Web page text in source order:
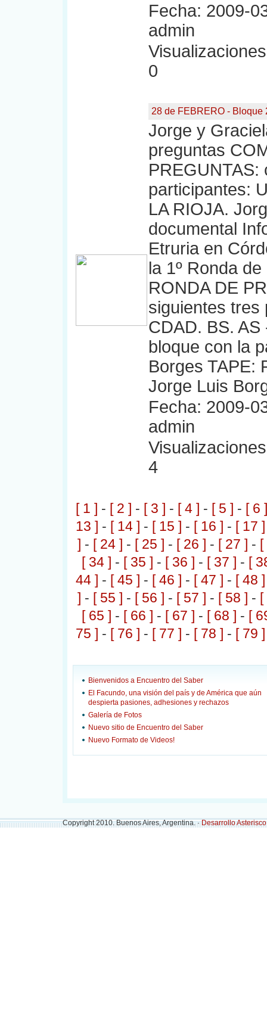
Fecha: 2009-
admin
0
28 de FEBRERO - Bloque
Jorge y
preguntas
participantes:
LA RIOJA.
documental
Etruria en
la 1º Ronda
RONDA DE
siguientes tres
CDAD. BS.
bloque con la
Borges TAPE:
Jorge Luis
Fecha: 2009-
admin
4
[ 1 ] - [ 2 ] - [ 3 ] - [ 4 ] - [ 5 ] - [ 6 ]
13 ] - [ 14 ] - [ 15 ] - [ 16 ] - [ 17 ]
] - [ 24 ] - [ 25 ] - [ 26 ] - [ 27 ] - [
[ 34 ] - [ 35 ] - [ 36 ] - [ 37 ] - [
44 ] - [ 45 ] - [ 46 ] - [ 47 ] - [ 48 ]
] - [ 55 ] - [ 56 ] - [ 57 ] - [ 58 ] - [
[ 65 ] - [ 66 ] - [ 67 ] - [ 68 ] - [
75 ] - [ 76 ] - [ 77 ] - [ 78 ] - [ 79 ]
Bienvenidos a Encuentro del Saber
El Facundo, una visión del país y de América que aún
despierta pasiones, adhesiones y rechazos
Galería de Fotos
Nuevo sitio de Encuentro del Saber
Nuevo Formato de Videos!
Copyright 2010. Buenos Aires, Argentina. ·Desarrollo